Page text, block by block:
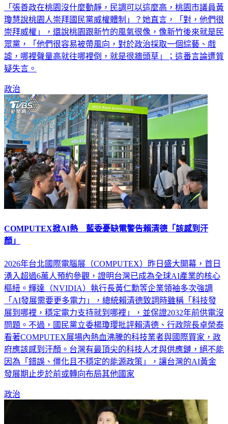
進黨桃園中壢區市議員魏筠今（3）日接受媒體人直播訪問時
「張善政在桃園沒什麼動靜，民調可以這麼高，桃園市議員黃
瓊慧說桃園人崇拜國民黨威權體制」？她直言，「對，他們很
崇拜威權」，還說桃園跟新竹的風氣很像，像新竹後來就是民
眾黨，「他們很容易被帶風向，對於政治採取一個綜藝、戲
謔，哪裡聲量高就往哪裡倒，就是很牆頭草」；這番言論遭質
政治
COMPUTEX掀AI熱 藍委憂缺電警告賴清德「該感到汗
2026年台北國際電腦展（COMPUTEX）昨日盛大開幕，首日
湧入超過6萬人預約參觀，證明台灣已成為全球AI產業的核心
樞紐。輝達（NVIDIA）執行長黃仁勳等企業領袖多次強調
「AI發展需要更多電力」，總統賴清德致詞時雖稱「科技發
展到哪裡，穩定電力支持就到哪裡」，並保證2032年前供電沒
問題。不過，國民黨立委楊瓊瓔批評賴清德、行政院長卓榮泰
看著COMPUTEX展場內熱血沸騰的科技業者與國際買家，政
府應該感到汗顏。台灣有最頂尖的科技人才與供應鏈，絕不能
因為「錯誤、僵化且不穩定的能源政策」，讓台灣的AI黃金
政治